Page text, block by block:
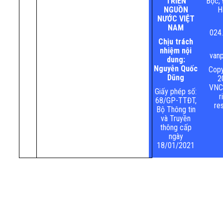
NGUỒN
NƯỚC VIỆT
NAM
Chịu trách
nhiệm nội
dung:
Nguyễn Quốc
Dũng
Giấy phép số:
68/GP-TTĐT,
Bộ Thông tin
và Truyền
thông cấp
ngày
18/01/2021